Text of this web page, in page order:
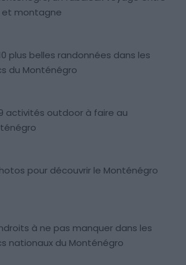
et montagne
plus belles randonnées dans les
du Monténégro
activités outdoor à faire au
pour découvrir le Monténégro
à ne pas manquer dans les
nationaux du Monténégro